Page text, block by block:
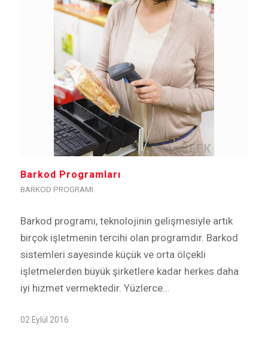
Barkod Programları
BARKOD PROGRAMI
Barkod programı, teknolojinin gelişmesiyle artık
birçok işletmenin tercihi olan programdır. Barkod
sistemleri sayesinde küçük ve orta ölçekli
işletmelerden büyük şirketlere kadar herkes daha
iyi hizmet vermektedir. Yüzlerce…
02 Eylül 2016